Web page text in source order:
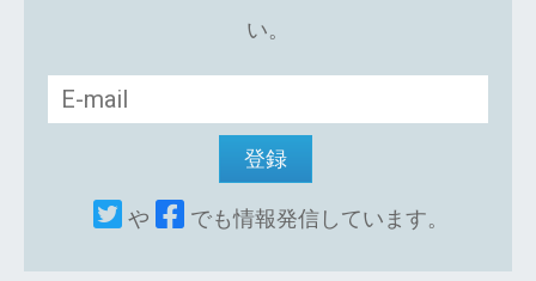
い。
や でも情報発信しています。